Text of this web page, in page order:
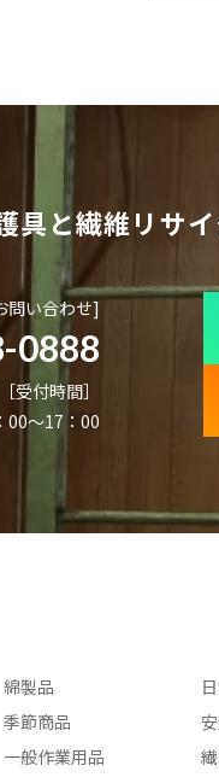
具と繊維リサ
問い合わせ]
0888
［受付時間］
00～17：00
綿製品
季節商品
一般作業用品